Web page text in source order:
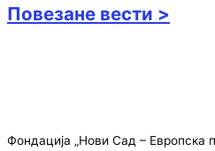
Повезане вести >
Фондација „Нови Сад – Европска